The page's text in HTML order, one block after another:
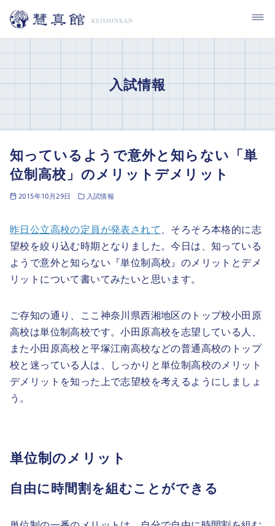
テ
入試情報
知っているようで意外と知らない「単
位制高校」のメリットデメリット
2015年10月29日 入試情報
昨日公立高校の定員が発表されて、そろそろ本格的に志
望校を絞り込む時期となりました。今日は、知っている
ようで意外と知らない『単位制高校』のメリットとデメ
リットについて書いてみたいと思います。
ご存知の通り、ここ神奈川県西湘地区のトップ校小田原
高校は単位制高校です。小田原高校を志望している人、
また小田原高校と平塚江南高校などの普通高校のトップ
校と迷っている人は、しっかりと単位制高校のメリット
デメリットを知った上で志望校を考えるようにしましょ
う。
単位制のメリット
自由に時間割を組むことができる